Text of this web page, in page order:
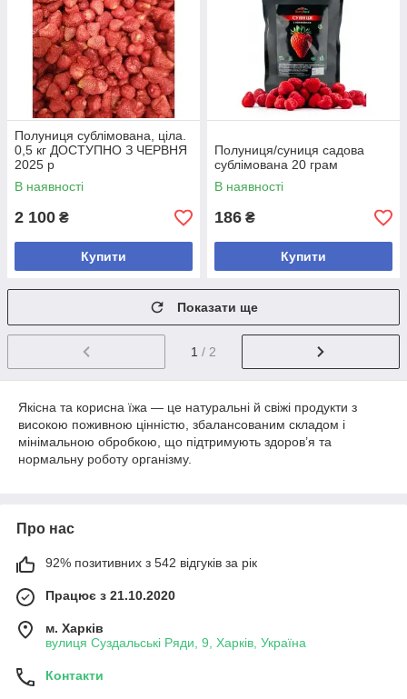
Полуниця сублімована, ціла.
0,5 кг ДОСТУПНО З ЧЕРВНЯ
2025 р
В наявності
2 100 ₴
Купити
Полуниця/суниця садова
сублімована 20 грам
В наявності
186 ₴
Купити
Показати ще
1 / 2
Якісна та корисна їжа — це натуральні й свіжі продукти з
високою поживною цінністю, збалансованим складом і
мінімальною обробкою, що підтримують здоров’я та
нормальну роботу організму.
Про нас
92% позитивних з 542 відгуків за рік
Працює з 21.10.2020
м. Харків
вулиця Суздальські Ряди, 9, Харків, Україна
Контакти